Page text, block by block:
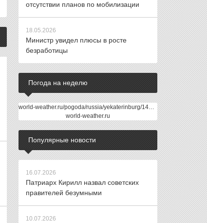
отсутствии планов по мобилизации
18.05.2026
Министр увидел плюсы в росте
безработицы
Погода на неделю
world-weather.ru/pogoda/russia/yekaterinburg/14days/
world-weather.ru
Популярные новости
16.07.2026
Патриарх Кирилл назвал советских
правителей безумными
10.07.2026